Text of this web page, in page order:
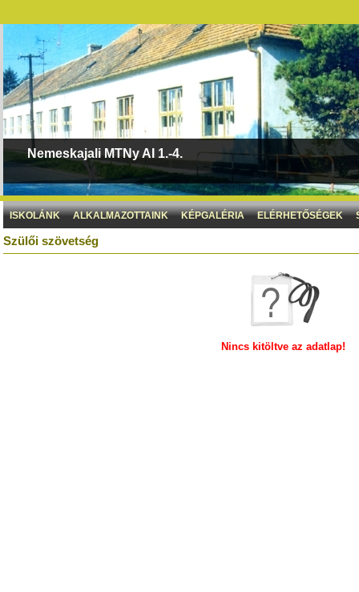
Nemeskajali MTNy AI 1.-4.
ISKOLÁNK ALKALMAZOTTAINK KÉPGALÉRIA ELÉRHETŐSÉGEK
Szülői szövetség
Nincs kitöltve az adatlap!